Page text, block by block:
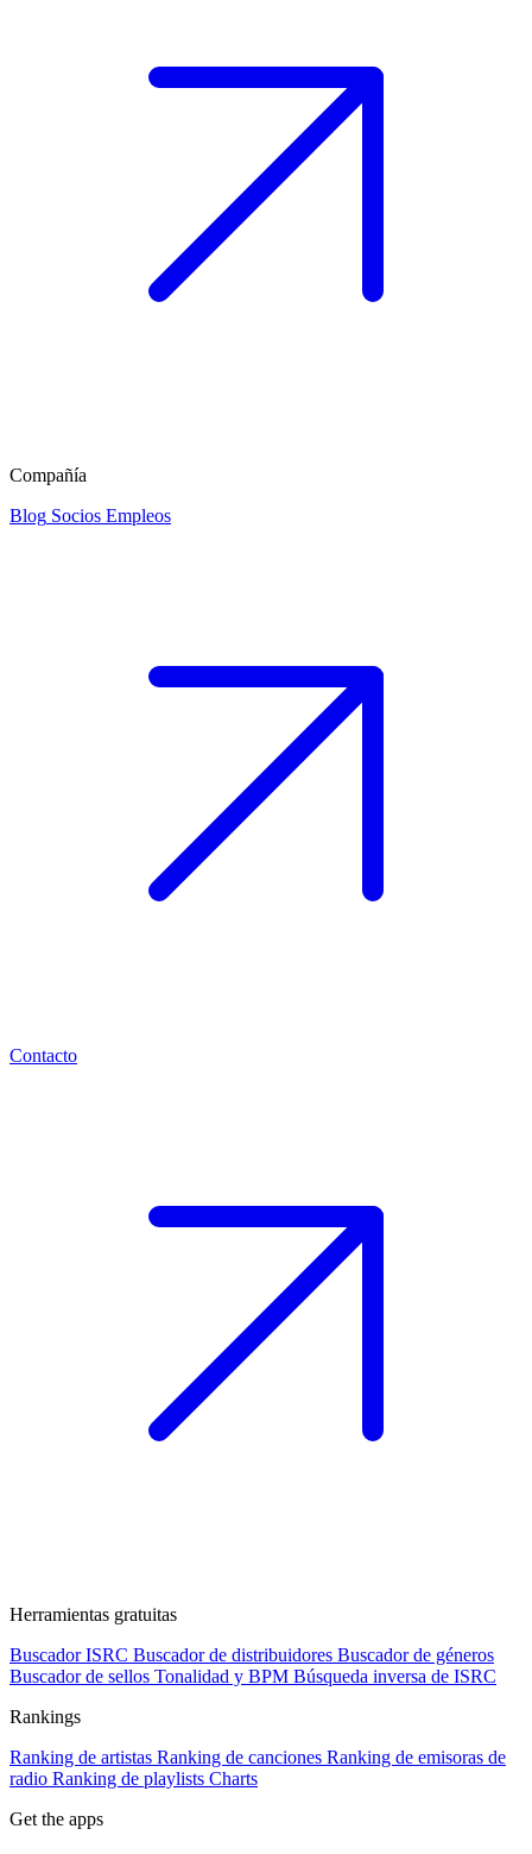
Compañía
Blog Socios Empleos
Contacto
Herramientas gratuitas
Buscador ISRC Buscador de distribuidores Buscador de géneros
Buscador de sellos Tonalidad y BPM Búsqueda inversa de ISRC
Rankings
Ranking de artistas Ranking de canciones Ranking de emisoras de
radio Ranking de playlists Charts
Get the apps